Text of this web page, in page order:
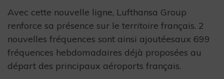
Avec cette nouvelle ligne, Lufthansa Group
renforce sa présence sur le territoire français. 2
nouvelles fréquences sont ainsi ajoutéesaux 699
fréquences hebdomadaires déjà proposées au
départ des principaux aéroports français.